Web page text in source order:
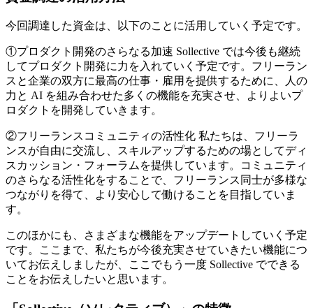
今回調達した資金は、以下のことに活用していく予定です。
①プロダクト開発のさらなる加速 Sollective では今後も‍継続
してプロダクト開発に力を入れていく予定です。フリーラン
スと企業の双方に最高の仕事・雇用を提供するために、人の
力と AI を組み合わせた多くの機能を充実させ、よりよいプ
ロダクトを開発していきます。
②フリーランスコミュニティの活性化 私たちは、フリーラ
ンスが自由に交流し、スキルアップするための場としてディ
スカッション・フォーラムを提供しています。コミュニティ
のさらなる活性化をすることで、フリーランス同士が多様な
つながりを得て、より安心して働けることを目指していま
す。
このほかにも、さまざまな機能をアップデートしていく予定
です。ここまで、私たちが今後充実させていきたい機能につ
いてお伝えしましたが、ここでもう一度 Sollective でできる
ことをお伝えしたいと思います。